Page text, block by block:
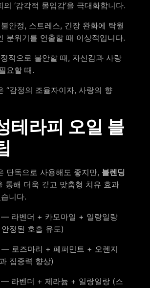
‘감각적 몰입감’을 극대화합니다.
안정, 스트레스, 긴장 완화에 탁월
분위기를 연출할 때 이상적입니다.
적으로 불안할 때, 자신감과 사랑
요할 때.
“감정의 조율자이자, 사랑의 향
테라피 오일 블
단독으로 사용해도 좋지만, 블렌딩
통해 더욱 깊고 맞춤형 치유 효과
니다.
— 라벤더 + 카모마일 + 일랑일랑
정된 호흡 유도)
로즈마리 + 페퍼민트 + 오렌지
집중력 향상)
라벤더 + 제라늄 + 일랑일랑 (스